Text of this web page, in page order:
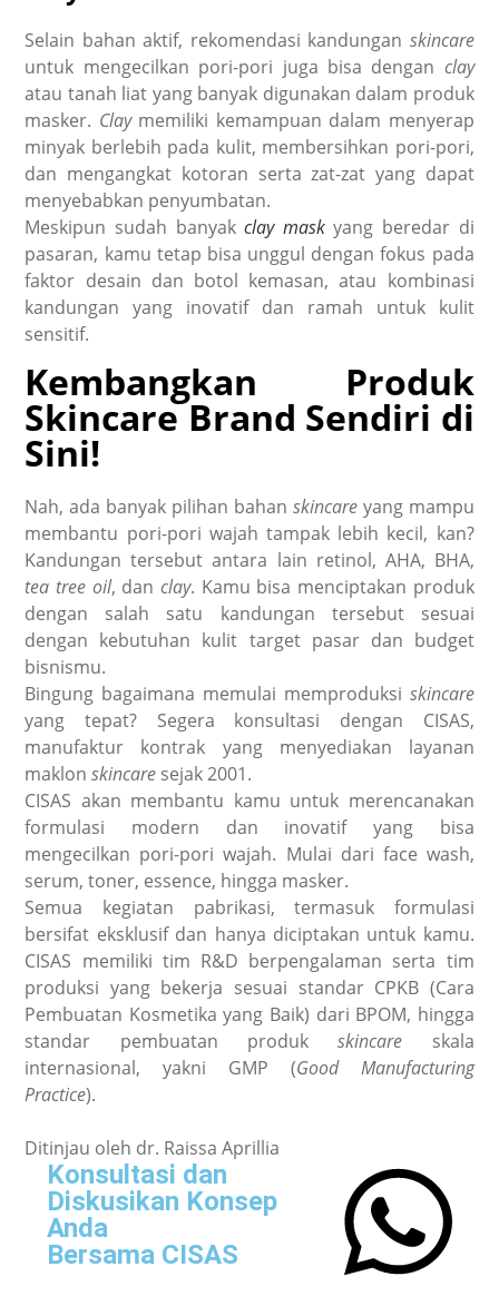
Selain bahan aktif, rekomendasi kandungan skincare
untuk mengecilkan pori-pori juga bisa dengan clay
atau tanah liat yang banyak digunakan dalam produk
masker. Clay memiliki kemampuan dalam menyerap
minyak berlebih pada kulit, membersihkan pori-pori,
dan mengangkat kotoran serta zat-zat yang dapat
menyebabkan penyumbatan.
Meskipun sudah banyakclay mask yang beredar di
pasaran, kamu tetap bisa unggul dengan fokus pada
faktor desain dan botol kemasan, atau kombinasi
kandungan yang inovatif dan ramah untuk kulit
sensitif.
Kembangkan Produk
Skincare Brand Sendiri di
Sini!
Nah, ada banyak pilihan bahan skincareyang mampu
membantu pori-pori wajah tampak lebih kecil, kan?
Kandungan tersebut antara lain retinol, AHA, BHA,
tea tree oil, danclay. Kamu bisa menciptakan produk
dengan salah satu kandungan tersebut sesuai
dengan kebutuhan kulit target pasar dan budget
bisnismu.
Bingung bagaimana memulai memproduksi skincare
yang tepat? Segera konsultasi dengan CISAS,
manufaktur kontrak yang menyediakan layanan
maklonskincare sejak 2001.
CISAS akan membantu kamu untuk merencanakan
formulasi modern dan inovatif yang bisa
mengecilkan pori-pori wajah. Mulai dari face wash,
serum, toner, essence, hingga masker.
Semua kegiatan pabrikasi, termasuk formulasi
bersifat eksklusif dan hanya diciptakan untuk kamu.
CISAS memiliki tim R&D berpengalaman serta tim
produksi yang bekerja sesuai standar CPKB (Cara
Pembuatan Kosmetika yang Baik) dari BPOM, hingga
standar pembuatan produkskincare skala
internasional, yakni GMP (Good Manufacturing
Practice).
Ditinjau oleh dr. Raissa Aprillia
Konsultasi dan
Diskusikan Konsep
Anda
Bersama CISAS